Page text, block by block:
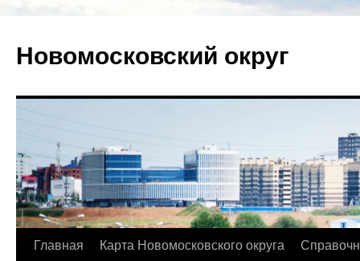
Новомосковский округ
Главная Карта Новомосковского округа